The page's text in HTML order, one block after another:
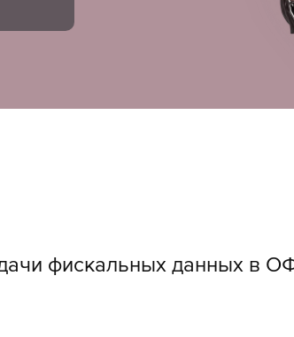
фискальных данных в